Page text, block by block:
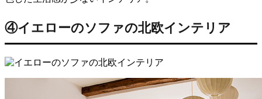
④イエローのソファの北欧インテリア